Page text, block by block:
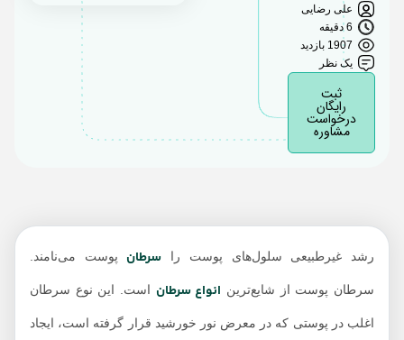
علی رضایی
6 دقیقه
1907 بازدید
یک نظر
رایگان
درخواست
مشاوره
رشد غیرطبیعی سلول‌های پوست را سرطانپوست می‌نامند.
سرطان پوست از شایع‌ترینانواع سرطاناست. این نوع سرطان
اغلب در پوستی که در معرض نور خورشید قرار گرفته است، ایجاد